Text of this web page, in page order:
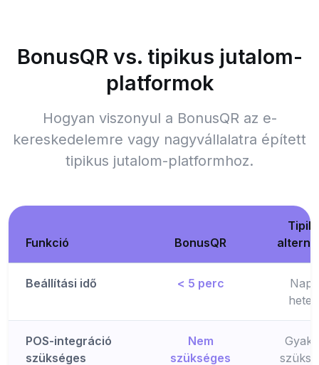
BonusQR vs. tipikus jutalom-
platformok
Hogyan viszonyul a BonusQR az e-
kereskedelemre vagy nagyvállalatra épített
tipikus jutalom-platformhoz.
Funkció BonusQR
Beállítási idő < 5 perc
POS-integráció
szükséges
Nem
szükséges